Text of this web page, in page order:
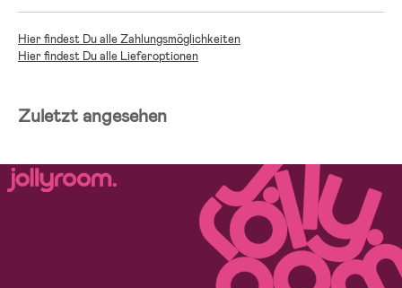
Hier findest Du alle Zahlungsmöglichkeiten
Hier findest Du alle Lieferoptionen
Zuletzt angesehen